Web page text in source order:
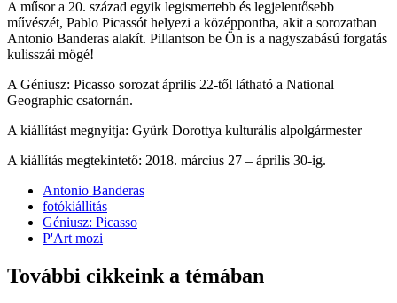
A műsor a 20. század egyik legismertebb és legjelentősebb
művészét, Pablo Picassót helyezi a középpontba, akit a sorozatban
Antonio Banderas alakít. Pillantson be Ön is a nagyszabású forgatás
kulisszái mögé!
A Géniusz: Picasso sorozat április 22-től látható a National
Geographic csatornán.
A kiállítást megnyitja: Gyürk Dorottya kulturális alpolgármester
A kiállítás megtekintető: 2018. március 27 – április 30-ig.
Antonio Banderas
fotókiállítás
Géniusz: Picasso
P'Art mozi
További cikkeink a témában